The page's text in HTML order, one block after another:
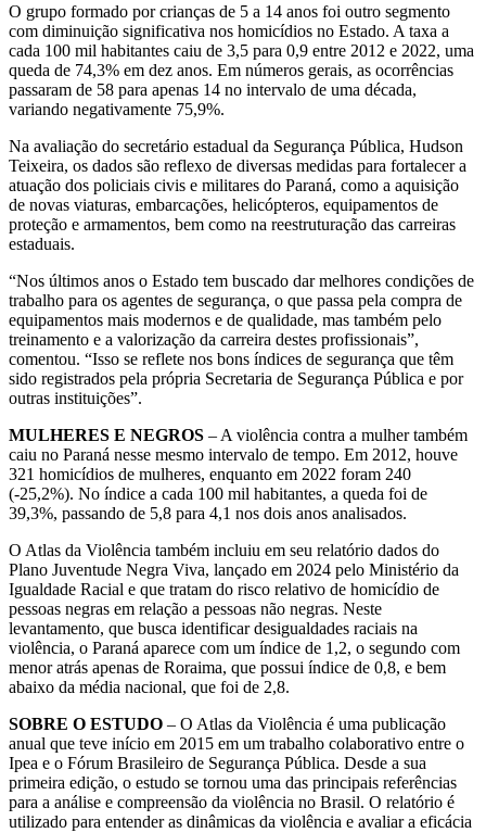
O grupo formado por crianças de 5 a 14 anos foi outro segmento
com diminuição significativa nos homicídios no Estado. A taxa a
cada 100 mil habitantes caiu de 3,5 para 0,9 entre 2012 e 2022, uma
queda de 74,3% em dez anos. Em números gerais, as ocorrências
passaram de 58 para apenas 14 no intervalo de uma década,
variando negativamente 75,9%.
Na avaliação do secretário estadual da Segurança Pública, Hudson
Teixeira, os dados são reflexo de diversas medidas para fortalecer a
atuação dos policiais civis e militares do Paraná, como a aquisição
de novas viaturas, embarcações, helicópteros, equipamentos de
proteção e armamentos, bem como na reestruturação das carreiras
estaduais.
“Nos últimos anos o Estado tem buscado dar melhores condições de
trabalho para os agentes de segurança, o que passa pela compra de
equipamentos mais modernos e de qualidade, mas também pelo
treinamento e a valorização da carreira destes profissionais”,
comentou. “Isso se reflete nos bons índices de segurança que têm
sido registrados pela própria Secretaria de Segurança Pública e por
outras instituições”.
MULHERES E NEGROS – A violência contra a mulher também
caiu no Paraná nesse mesmo intervalo de tempo. Em 2012, houve
321 homicídios de mulheres, enquanto em 2022 foram 240
(-25,2%). No índice a cada 100 mil habitantes, a queda foi de
39,3%, passando de 5,8 para 4,1 nos dois anos analisados.
O Atlas da Violência também incluiu em seu relatório dados do
Plano Juventude Negra Viva, lançado em 2024 pelo Ministério da
Igualdade Racial e que tratam do risco relativo de homicídio de
pessoas negras em relação a pessoas não negras. Neste
levantamento, que busca identificar desigualdades raciais na
violência, o Paraná aparece com um índice de 1,2, o segundo com
menor atrás apenas de Roraima, que possui índice de 0,8, e bem
abaixo da média nacional, que foi de 2,8.
SOBRE O ESTUDO – O Atlas da Violência é uma publicação
anual que teve início em 2015 em um trabalho colaborativo entre o
Ipea e o Fórum Brasileiro de Segurança Pública. Desde a sua
primeira edição, o estudo se tornou uma das principais referências
para a análise e compreensão da violência no Brasil. O relatório é
utilizado para entender as dinâmicas da violência e avaliar a eficácia